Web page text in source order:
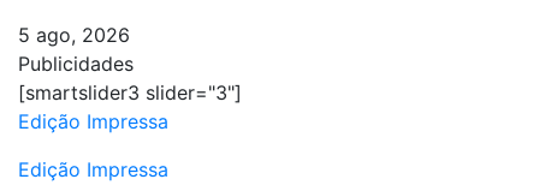
5 ago, 2026
Publicidades
[smartslider3 slider="3"]
Edição Impressa
Edição Impressa